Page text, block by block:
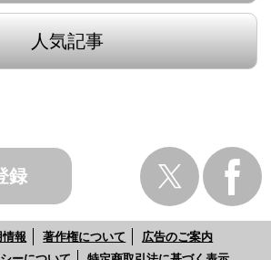
人気記事
録
報 著作権について
広告のご案内